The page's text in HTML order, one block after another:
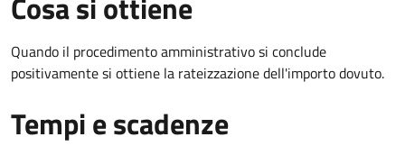
Quando il procedimento amministrativo si conclude
positivamente si ottiene la rateizzazione dell'importo dovuto.
Tempi e scadenze